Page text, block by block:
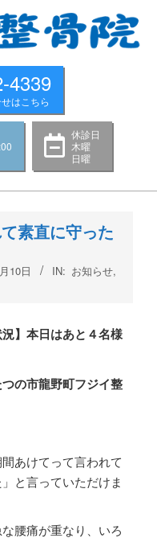
4339
はこちら
休診日
木曜
日曜
素直に守った
10日 IN: お知らせ,
況】本日はあと４名様
の市龍野町フジイ整
あけてって言われて
と言っていただけま
腰痛が重なり、いろ